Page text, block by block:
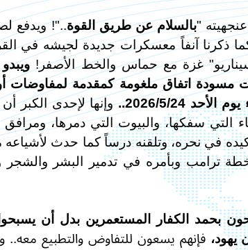
"بالسلام عن طريق القوة.."! ويدفع
ذكرنا آنفاً معسكرات جديدة لجيشه في
"سيناريو" غزة مع حماس والخط الأصفر!
مسودة اتفاق ملغومة كمقدمة لمفاوضات
2026/5/24..
وإنها لإحدى الكبر
التي سفكها، والبيوت التي دمرها، ومرافق
في نحره، وتلقنه درساً كما حدث
ترامب وبأمره في تدمير البشر
بحمد الكفار المستعمرين بدل أن
يهود، فإنهم يسعون للتفاوض والتطبيع معه..